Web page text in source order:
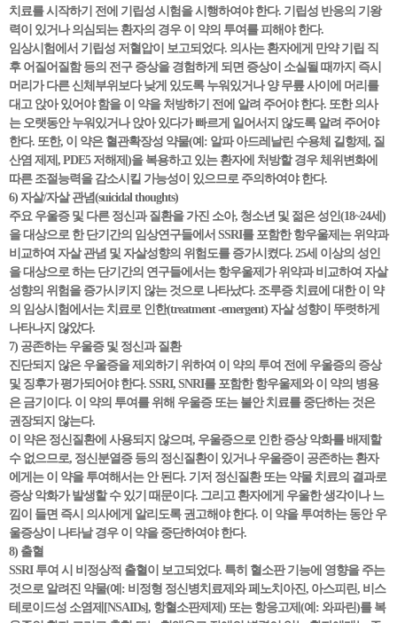
치료를 시작하기 전에 기립성 시험을 시행하여야 한다. 기립성 반응의 기왕
력이 있거나 의심되는 환자의 경우 이 약의 투여를 피해야 한다.
임상시험에서 기립성 저혈압이 보고되었다. 의사는 환자에게 만약 기립 직
후 어질어질함 등의 전구 증상을 경험하게 되면 증상이 소실될 때까지 즉시
머리가 다른 신체부위보다 낮게 있도록 누워있거나 양 무릎 사이에 머리를
대고 앉아 있어야 함을 이 약을 처방하기 전에 알려 주어야 한다. 또한 의사
는 오랫동안 누워있거나 앉아 있다가 빠르게 일어서지 않도록 알려 주어야
한다. 또한, 이 약은 혈관확장성 약물(예: 알파 아드레날린 수용체 길항제, 질
산염 제제, PDE5 저해제)을 복용하고 있는 환자에 처방할 경우 체위변화에
따른 조절능력을 감소시킬 가능성이 있으므로 주의하여야 한다.
6) 자살/자살 관념(suicidal thoughts)
주요 우울증 및 다른 정신과 질환을 가진 소아, 청소년 및 젊은 성인(18~24세)
을 대상으로 한 단기간의 임상연구들에서 SSRI를 포함한 항우울제는 위약과
비교하여 자살 관념 및 자살성향의 위험도를 증가시켰다. 25세 이상의 성인
을 대상으로 하는 단기간의 연구들에서는 항우울제가 위약과 비교하여 자살
성향의 위험을 증가시키지 않는 것으로 나타났다. 조루증 치료에 대한 이 약
의 임상시험에서는 치료로 인한(treatment -emergent) 자살 성향이 뚜렷하게
나타나지 않았다.
7) 공존하는 우울증 및 정신과 질환
진단되지 않은 우울증을 제외하기 위하여 이 약의 투여 전에 우울증의 증상
및 징후가 평가되어야 한다. SSRI, SNRI를 포함한 항우울제와 이 약의 병용
은 금기이다. 이 약의 투여를 위해 우울증 또는 불안 치료를 중단하는 것은
권장되지 않는다.
이 약은 정신질환에 사용되지 않으며, 우울증으로 인한 증상 악화를 배제할
수 없으므로, 정신분열증 등의 정신질환이 있거나 우울증이 공존하는 환자
에게는 이 약을 투여해서는 안 된다. 기저 정신질환 또는 약물 치료의 결과로
증상 악화가 발생할 수 있기 때문이다. 그리고 환자에게 우울한 생각이나 느
낌이 들면 즉시 의사에게 알리도록 권고해야 한다. 이 약을 투여하는 동안 우
울증상이 나타날 경우 이 약을 중단하여야 한다.
8) 출혈
SSRI 투여 시 비정상적 출혈이 보고되었다. 특히 혈소판 기능에 영향을 주는
것으로 알려진 약물(예: 비정형 정신병치료제와 페노치아진, 아스피린, 비스
테로이드성 소염제[NSAIDs], 항혈소판제제) 또는 항응고제(예: 와파린)를 복